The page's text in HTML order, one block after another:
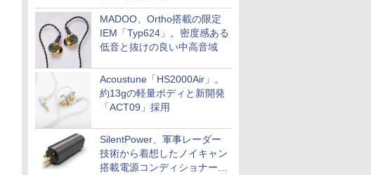
MADOO、Ortho搭載の限定
IEM「Typ624」。密度感ある
低音と抜けの良い中高音域
Acoustune「HS2000Air」。
約13gの軽量ボディと新開発
「ACT09」採用
SilentPower、軍事レーダー
技術から着想したノイキャン
搭載電源コンディショナー